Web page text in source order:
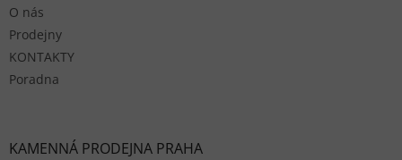
O nás
Prodejny
KONTAKTY
Poradna
KAMENNÁ PRODEJNA PRAHA